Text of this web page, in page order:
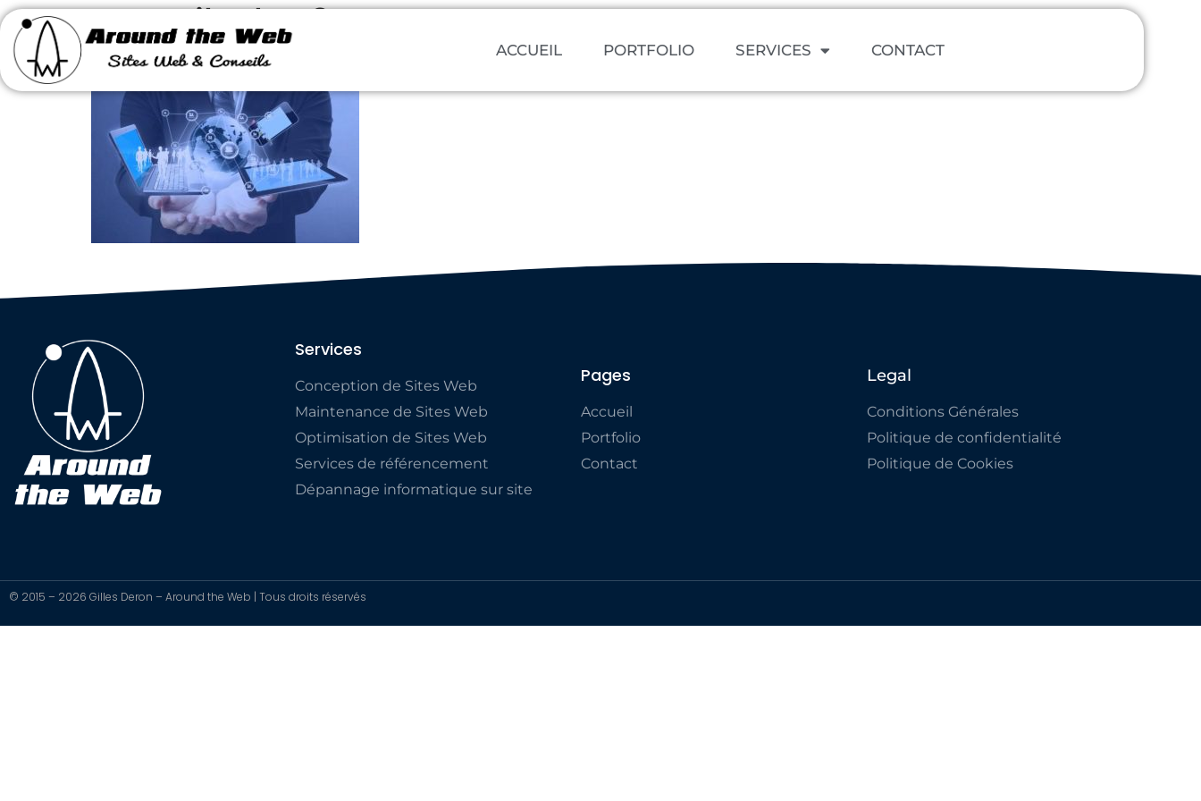
ACCUEIL PORTFOLIO SERVICES CONTACT
conseilachat2
Services
Conception de Sites Web
Maintenance de Sites Web
Optimisation de Sites Web
Services de référencement
Dépannage informatique sur site
Pages
Accueil
Portfolio
Contact
Legal
Conditions Générales
Politique de confidentialité
Politique de Cookies
© 2015 – 2026 Gilles Deron – Around the Web | Tous droits réservés